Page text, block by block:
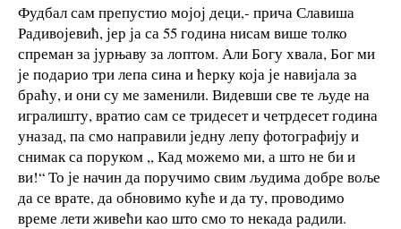
Фудбал сам препустио мојој деци,- прича Славиша
Радивојевић, јер ја са 55 година нисам више толко
спреман за јурњаву за лоптом. Али Богу хвала, Бог ми
је подарио три лепа сина и ћерку која је навијала за
браћу, и они су ме заменили. Видевши све те људе на
игралишту, вратио сам се тридесет и четрдесет година
уназад, па смо направили једну лепу фотографију и
снимак са поруком ,, Кад можемо ми, а што не би и
ви!“ То је начин да поручимо свим људима добре воље
да се врате, да обновимо куће и да ту, проводимо
време лети живећи као што смо то некада радили.